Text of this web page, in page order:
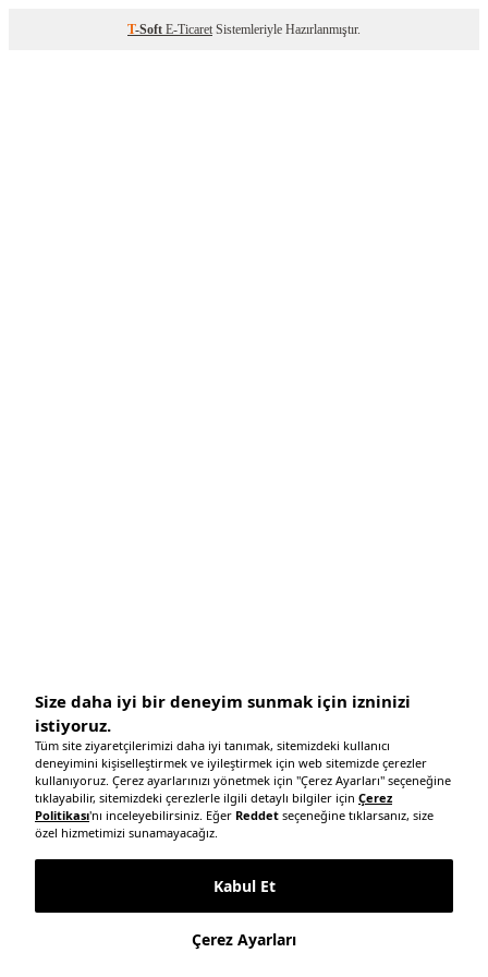
T-Soft E-Ticaret Sistemleriyle Hazırlanmıştır.